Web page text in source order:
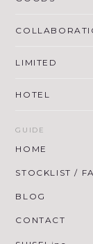
LIMITED
HOTEL
GUIDE
HOME
STOCKLIST /
BLOG
CONTACT